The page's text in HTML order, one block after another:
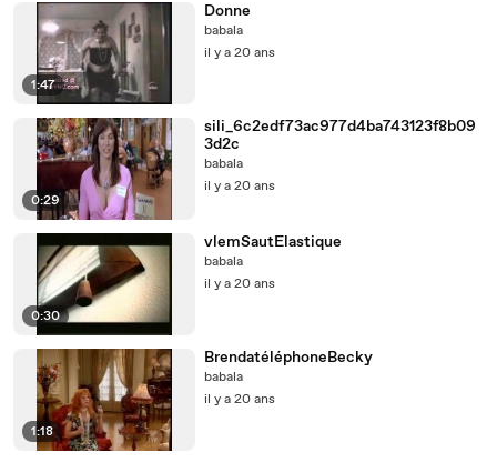
1:47
Donne
babala
il y a 20 ans
0:29
sili_6c2edf73ac977d4ba743123f8b09
3d2c
babala
il y a 20 ans
0:30
vlemSautElastique
babala
il y a 20 ans
1:18
BrendatéléphoneBecky
babala
il y a 20 ans